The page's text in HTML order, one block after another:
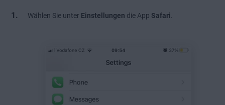
Wählen Sie unter Einstellungen die App Safari.